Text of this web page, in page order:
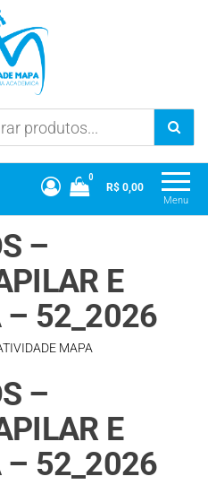
Mapa UniCesumar
Menu
0
R$ 0,00
–
E
– 52_2026
MAPA
–
E
– 52_2026